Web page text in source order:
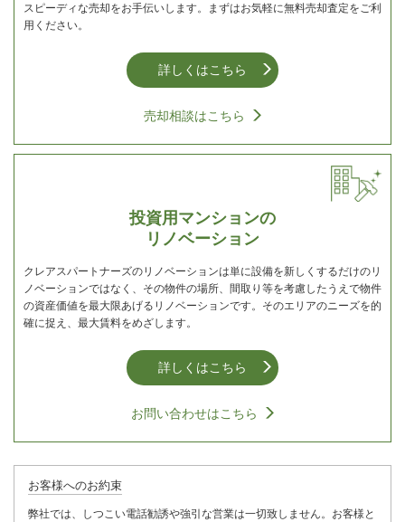
スピーディな売却をお手伝いします。まずはお気軽に無料売却査定をご利
用ください。
詳しくはこちら
売却相談はこちら
投資用マンションの
リノベーション
クレアスパートナーズのリノベーションは単に設備を新しくするだけのリ
ノベーションではなく、その物件の場所、間取り等を考慮したうえで物件
の資産価値を最大限あげるリノベーションです。そのエリアのニーズを的
確に捉え、最大賃料をめざします。
詳しくはこちら
お問い合わせはこちら
お客様へのお約束
弊社では、しつこい電話勧誘や強引な営業は一切致しません。お客様と